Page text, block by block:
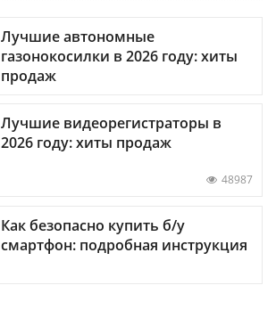
Лучшие автономные
газонокосилки в 2026 году: хиты
продаж
Лучшие видеорегистраторы в
2026 году: хиты продаж
48987
Как безопасно купить б/у
смартфон: подробная инструкция